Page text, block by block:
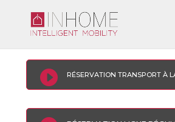
 RÉSERVATION TRANSPORT À